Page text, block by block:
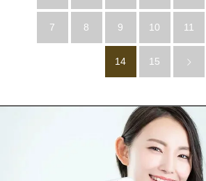
7 8 9 10 11
14 15